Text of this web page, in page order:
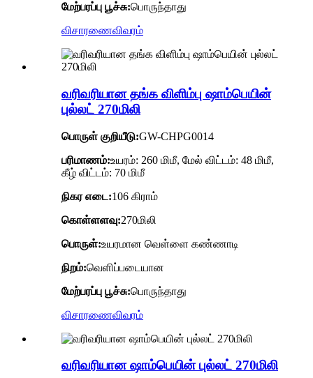
மேற்பரப்பு பூச்சு:பொருந்தாது
விசாரணைவிவரம்
வரிவரியான தங்க விளிம்பு ஷாம்பெயின்
புல்லட் 270மிலி
பொருள் குறியீடு:GW-CHPG0014
பரிமாணம்:உயரம்: 260 மிமீ, மேல் விட்டம்: 48 மிமீ,
கீழ் விட்டம்: 70 மிமீ
நிகர எடை:106 கிராம்
கொள்ளளவு:270மிலி
பொருள்:உயரமான வெள்ளை கண்ணாடி
நிறம்:வெளிப்படையான
மேற்பரப்பு பூச்சு:பொருந்தாது
விசாரணைவிவரம்
வரிவரியான ஷாம்பெயின் புல்லட் 270மிலி